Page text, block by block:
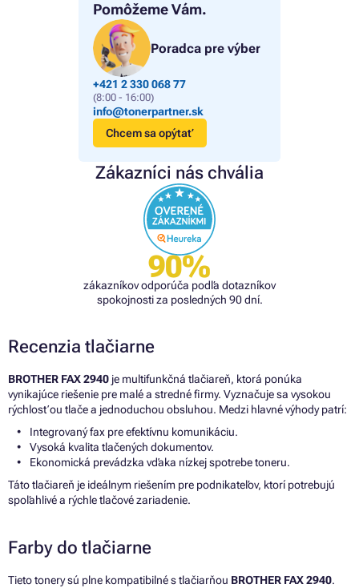
Pomôžeme Vám.
Poradca pre výber
+421 2 330 068 77
(8:00 - 16:00)
info@tonerpartner.sk
Chcem sa opýtať
Zákazníci nás chvália
90%
zákazníkov odporúča podľa dotazníkov
spokojnosti za posledných 90 dní.
Recenzia tlačiarne
BROTHER FAX 2940 je multifunkčná tlačiareň, ktorá ponúka
vynikajúce riešenie pre malé a stredné firmy. Vyznačuje sa vysokou
rýchlosťou tlače a jednoduchou obsluhou. Medzi hlavné výhody patrí:
Integrovaný fax pre efektívnu komunikáciu.
Vysoká kvalita tlačených dokumentov.
Ekonomická prevádzka vďaka nízkej spotrebe toneru.
Táto tlačiareň je ideálnym riešením pre podnikateľov, ktorí potrebujú
spoľahlivé a rýchle tlačové zariadenie.
Farby do tlačiarne
Tieto tonery sú plne kompatibilné s tlačiarňou BROTHER FAX 2940.